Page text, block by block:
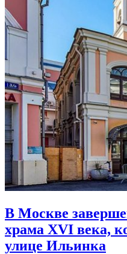
В Москве
храма XVI века,
улице Ильинка